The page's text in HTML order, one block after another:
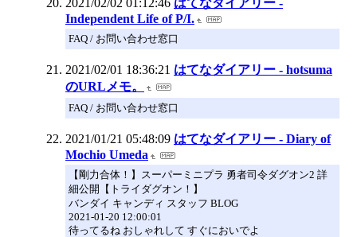
Independent Life of P/I.
FAQ / お問い合わせ窓口
2021/02/01 18:36:21 はてなダイアリー - hotsuma
のURLメモ。
FAQ / お問い合わせ窓口
2021/01/21 05:48:09 はてなダイアリー - Diary of
Mochio Umeda
【剛力合体！】スーパーミニプラ 勇者司令ダグオン2 詳
細公開【トライダグオン！】
バンダイ キャンディ スタッフ BLOG
2021-01-20 12:00:01
待ってるね おしゃれして すぐにおいでよ